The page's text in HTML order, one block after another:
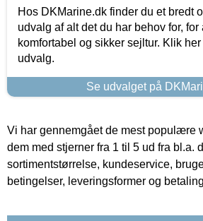
Hos DKMarine.dk finder du et bredt
udvalg af alt det du har behov for, for
komfortabel og sikker sejltur. Klik
udvalg.
Se udvalget på
Vi har gennemgået de mest populære
dem med stjerner fra 1 til 5 ud fra bl.a.
sortimentstørrelse, kundeservice,
betingelser, leveringsformer og